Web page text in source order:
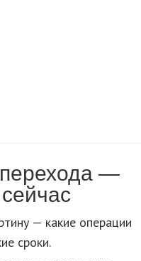
—
— какие операции
сроки.